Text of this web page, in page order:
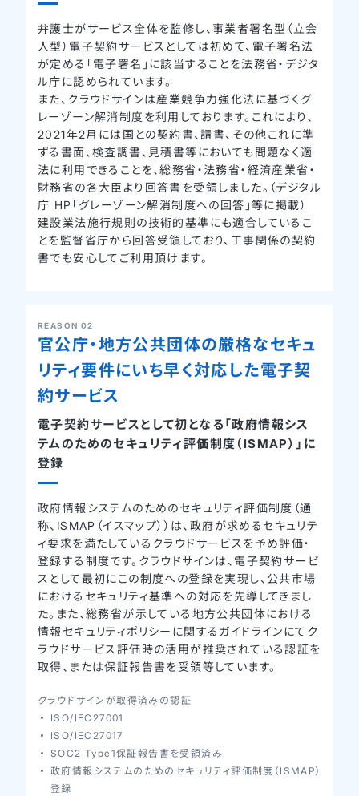
弁護士がサービス全体を監修し、事業者署名型（立会
人型）電子契約サービスとしては初めて、電子署名法
が定める「電子署名」に該当することを法務省・デジタ
ル庁に認められています。
また、クラウドサインは産業競争力強化法に基づくグ
レーゾーン解消制度を利用しております。これにより、
2021年2月には国との契約書、請書、その他これに準
ずる書面、検査調書、見積書等においても問題なく適
法に利用できることを、総務省・法務省・経済産業省・
財務省の各大臣より回答書を受領しました。（デジタル
庁 HP「グレーゾーン解消制度への回答」等に掲載）
建設業法施行規則の技術的基準にも適合しているこ
とを監督省庁から回答受領しており、工事関係の契約
書でも安心してご利用頂けます。
REASON 02
官公庁・地方公共団体の厳格なセキュ
リティ要件にいち早く対応した電子契
約サービス
電子契約サービスとして初となる「政府情報シス
テムのためのセキュリティ評価制度（ISMAP）」に
登録
政府情報システムのためのセキュリティ評価制度（通
称、ISMAP（イスマップ））は、政府が求めるセキュリテ
ィ要求を満たしているクラウドサービスを予め評価・
登録する制度です。クラウドサインは、電子契約サービ
スとして最初にこの制度への登録を実現し、公共市場
におけるセキュリティ基準への対応を先導してきまし
た。また、総務省が示している地方公共団体における
情報セキュリティポリシーに関するガイドラインにてク
ラウドサービス評価時の活用が推奨されている認証を
取得、または保証報告書を受領等しています。
クラウドサインが取得済みの認証
ISO/IEC27001
ISO/IEC27017
SOC2 Type1保証報告書を受領済み
政府情報システムのためのセキュリティ評価制度（ISMAP）
登録